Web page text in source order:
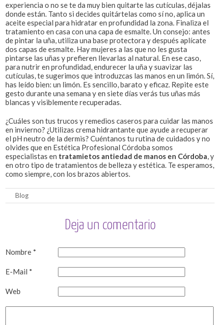
experiencia o no se te da muy bien quitarte las cutículas, déjalas
donde están. Tanto si decides quitártelas como sí no, aplica un
aceite especial para hidratar en profundidad la zona. Finaliza el
tratamiento en casa con una capa de esmalte. Un consejo: antes
de pintar la uña, utiliza una base protectora y después aplícate
dos capas de esmalte. Hay mujeres a las que no les gusta
pintarse las uñas y prefieren llevarlas al natural. En ese caso,
para nutrir en profundidad, endurecer la uña y suavizar las
cutículas, te sugerimos que introduzcas las manos en un limón. Sí,
has leído bien: un limón. Es sencillo, barato y eficaz. Repite este
gesto durante una semana y en siete días verás tus uñas más
blancas y visiblemente recuperadas.
¿Cuáles son tus trucos y remedios caseros para cuidar las manos
en invierno? ¿Utilizas crema hidrantante que ayude a recuperar
el pH neutro de la dermis? Cuéntanos tu rutina de cuidados y no
olvides que en Estética Profesional Córdoba somos
especialistas en tratamietos antiedad de manos en Córdoba, y
en otro tipo de tratamientos de belleza y estética. Te esperamos,
como siempre, con los brazos abiertos.
Blog
Deja un comentario
Nombre *
E-Mail *
Web